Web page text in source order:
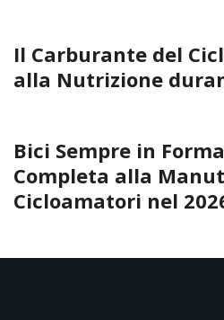
Il Carburante del
alla Nutrizione
Bici Sempre in
Completa alla
Cicloamatori nel